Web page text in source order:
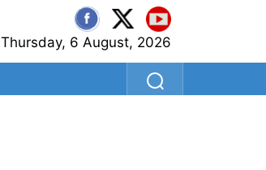
Thursday, 6 August, 2026